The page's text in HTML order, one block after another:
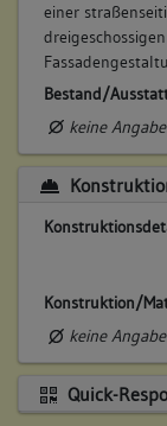
einer
Bestand/
keine
Konstruktion/
keine
Quick-